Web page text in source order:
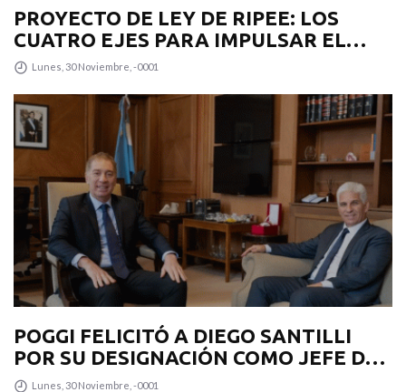
PROYECTO DE LEY DE RIPEE: LOS
CUATRO EJES PARA IMPULSAR EL
DESARROLLO PRODUCTIVO EN LA
Lunes, 30 Noviembre, -0001
POGGI FELICITÓ A DIEGO SANTILLI
POR SU DESIGNACIÓN COMO JEFE DE
GABINETE
Lunes, 30 Noviembre, -0001